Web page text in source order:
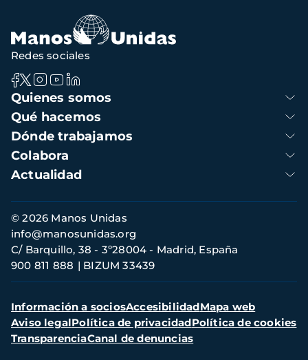
Navegación
principal
Quienes somos
Qué hacemos
Dónde trabajamos
Colabora
Actualidad
Redes sociales
Información
de
contacto
© 2026 Manos Unidas
C/ Barquillo, 38 - 3º28004 - Madrid, España
900 811 888
BIZUM 33439
info@manosunidas.org
Menú
secundario
Información a sociosAccesibilidadMapa web
Aviso legalPolítica de privacidadPolítica de cookies
TransparenciaCanal de denuncias